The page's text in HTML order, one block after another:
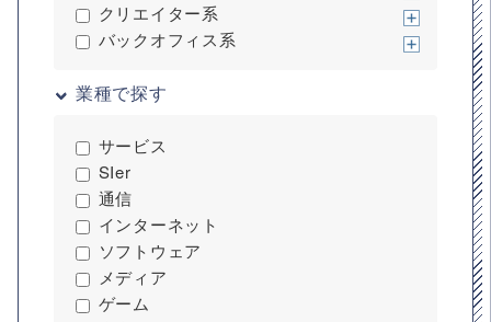
クリエイター系
バックオフィス系
業種で探す
サービス
SIer
通信
インターネット
ソフトウェア
メディア
ゲーム